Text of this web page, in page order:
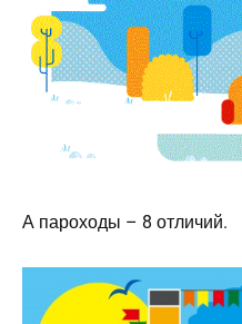
А пароходы – 8 отличий.